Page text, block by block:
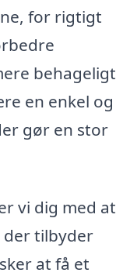
for rigtigt
behageligt
en enkel og
gør en stor
vi dig med at
der tilbyder
at få et